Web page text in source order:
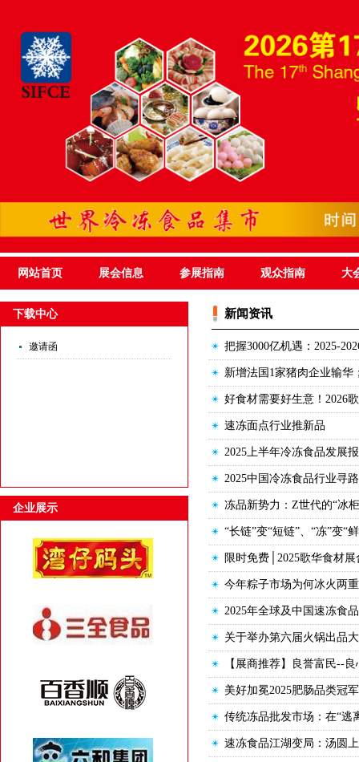
网站首页 展会信息 参展指南 观众指南 大
下载中心
邀请函
企业展示
新闻资讯
把握3000亿机遇：2025-
新增法国1家猪肉企业输华
好食材需要好生意！2026
速冻面点行业推新品
2025上半年冷冻食品发展
2025中国冷冻食品行业寻
冻品新势力：Z世代的“冰
“长链”变“短链”、“冻”变“
限时免费│2025歌华食材
今年粽子市场为何冰火两
2025年全球及中国速冻食
关于举办第六届火锅出品
【展商推荐】良誉富民--
美好加冕2025肥肠品类冠
传统冻品批发市场：在“逃
速冻食品江湖变局：汤圆